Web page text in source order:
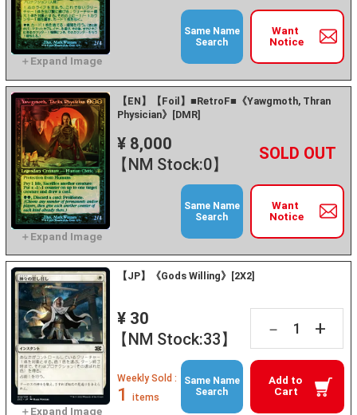
Want
Notice
Same Name
Search
【EN】【Foil】■RetroF■《Yawgmoth, Thran
Physician》[DMR]
¥ 8,000
【NM Stock:0】
－ +
Want
Notice
Same Name
Search
【JP】《Gods Willing》[2X2]
¥ 30
【NM Stock:33】
－ +
Add to
Cart
Weekly Sold :
1 items
Same Name
Search